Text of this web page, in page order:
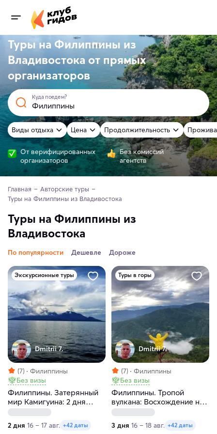
Туры на Филиппины из
Владивостока от прямых
организаторов
Куда поедем?
Виды отдыха Цена Продолжительность
От верифицированных
организаторов
Без комиссий
агентств
Главная
Авторские туры
Туры на Филиппины из Владивостока
Туры на Филиппины из
Владивостока
По популярности Дешевле Дороже
Экскурсионные туры
Dmitrii 7.
(7)
Филиппины
Без визы
Филиппины. Затерянный
мир Камигуина: 2 дня
гармонии
2 дня 16 – 17 авг. +42 даты
Туры в горы
Dmitrii 7.
(7)
Филиппины
Без визы
Филиппины. Тропой
вулкана: Восхождение на
Апо
3 дня 16 – 18 авг. +42 даты